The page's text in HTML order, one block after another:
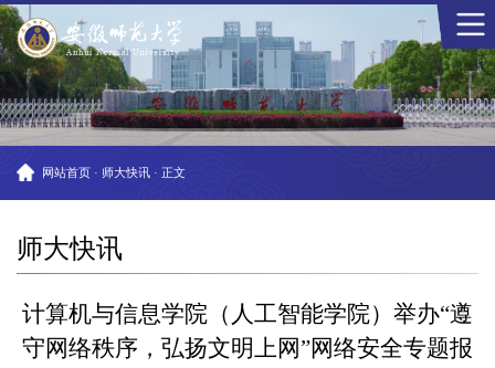
网站首页 · 师大快讯 · 正文
师大快讯
计算机与信息学院（人工智能学院）举办“遵
守网络秩序，弘扬文明上网”网络安全专题报